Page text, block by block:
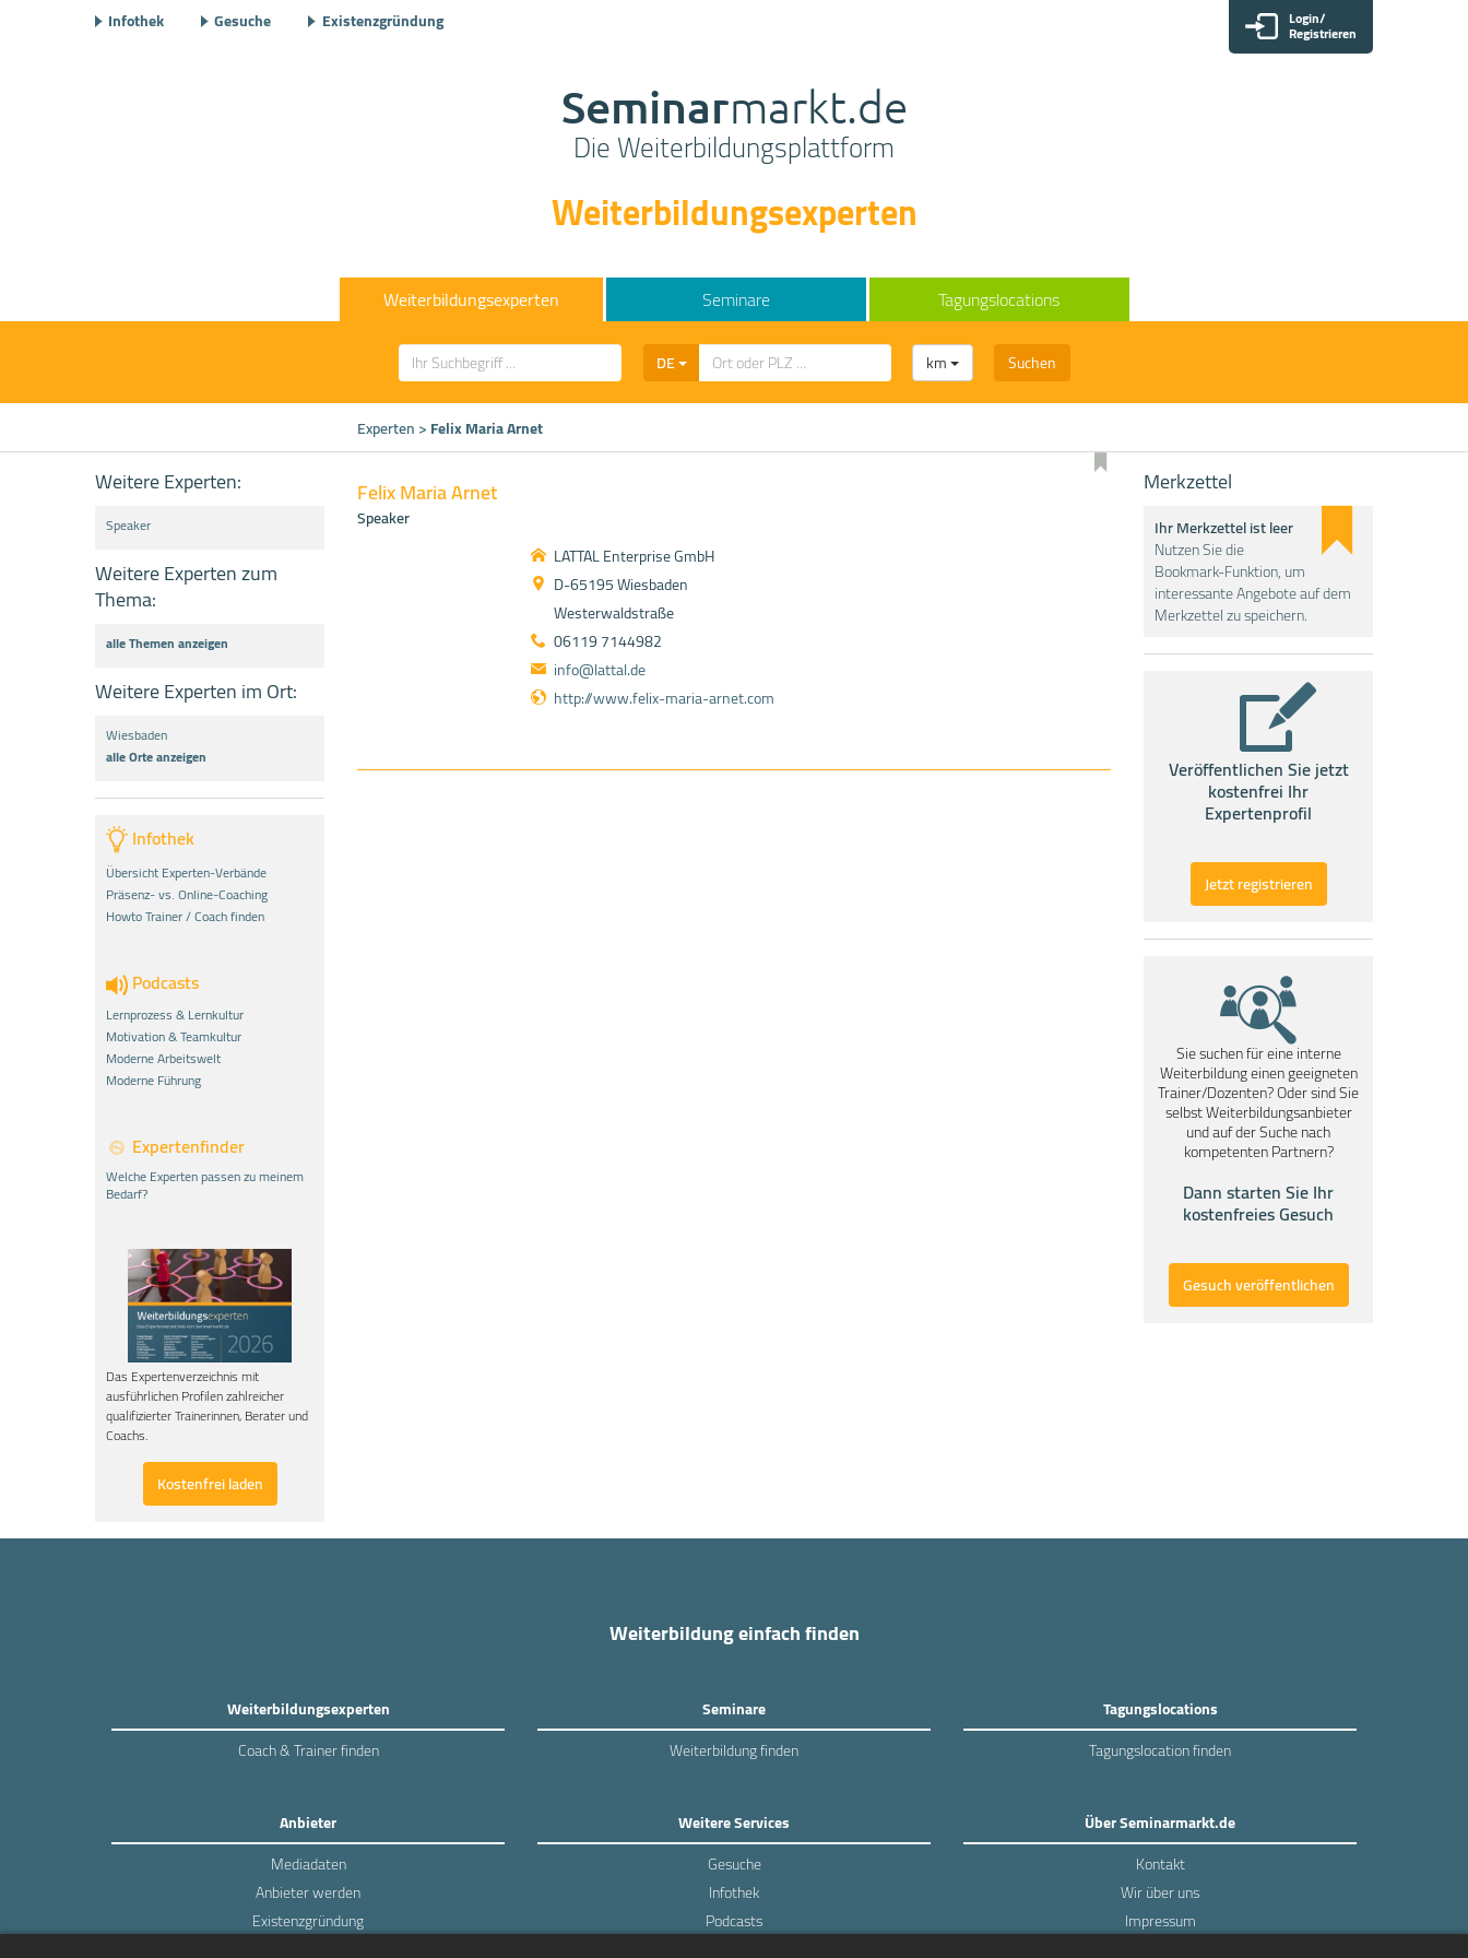
Infothek Gesuche Existenzgründung Login/
Registrieren
Seminarmarkt.de
Die Weiterbildungsplattform
Weiterbildungsexperten
Weiterbildungsexperten Seminare Tagungslocations
DE km Suchen
Experten>Felix Maria Arnet
Weitere Experten:
Speaker
Weitere Experten zum
Thema:
alle Themen anzeigen
Weitere Experten im Ort:
Wiesbaden
alle Orte anzeigen
Infothek
Übersicht Experten-Verbände
Präsenz- vs. Online-Coaching
Howto Trainer / Coach finden
Podcasts
Lernprozess & Lernkultur
Motivation & Teamkultur
Moderne Arbeitswelt
Moderne Führung
Expertenfinder
Welche Experten passen zu meinem
Bedarf?
Das Expertenverzeichnis mit
ausführlichen Profilen zahlreicher
qualifizierter Trainerinnen, Berater und
Coachs.
Kostenfrei laden
Felix Maria Arnet
Speaker
LATTAL Enterprise GmbH
D-65195 Wiesbaden
Westerwaldstraße
06119 7144982
info@lattal.de
http://www.felix-maria-arnet.com
Merkzettel
Ihr Merkzettel ist leer
Nutzen Sie die
Bookmark-Funktion, um
interessante Angebote auf dem
Merkzettel zu speichern.
Veröffentlichen Sie jetzt
kostenfrei Ihr
Expertenprofil
Jetzt registrieren
Sie suchen für eine interne
Weiterbildung einen geeigneten
Trainer/Dozenten? Oder sind Sie
selbst Weiterbildungsanbieter
und auf der Suche nach
kompetenten Partnern?
Dann starten Sie Ihr
kostenfreies Gesuch
Gesuch veröffentlichen
Weiterbildung einfach finden
Weiterbildungsexperten
Coach & Trainer finden
Seminare
Weiterbildung finden
Tagungslocations
Tagungslocation finden
Anbieter
Mediadaten
Anbieter werden
Existenzgründung
Weitere Services
Gesuche
Infothek
Podcasts
Über Seminarmarkt.de
Kontakt
Wir über uns
Impressum